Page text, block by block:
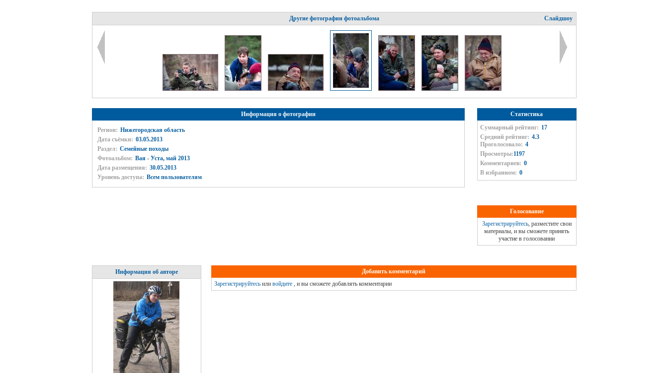
Другие фотографии фотоальбома Слайдшоу
Информация о фотографии
Регион: Нижегородская область
Дата съёмки: 03.05.2013
Раздел: Семейные походы
Фотоальбом: Вая - Уста, май 2013
Дата размещения: 30.05.2013
Уровень доступа: Всем пользователям
Статистика
Суммарный рейтинг: 17
Средний рейтинг: 4.3
Проголосовало: 4
Просмотры:1197
Комментариев: 0
В избранном: 0
Голосование
Зарегистрируйтесь, разместите свои
материалы, и вы сможете принять
участие в голосовании
Информация об авторе
Добавить комментарий
Зарегистрируйтесьили войдите, и вы сможете добавлять комментарии